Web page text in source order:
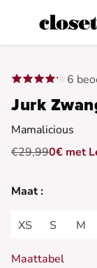
6
Jurk
Mamalicious
€29,990€ met
Maat :
XS S M
Maattabel